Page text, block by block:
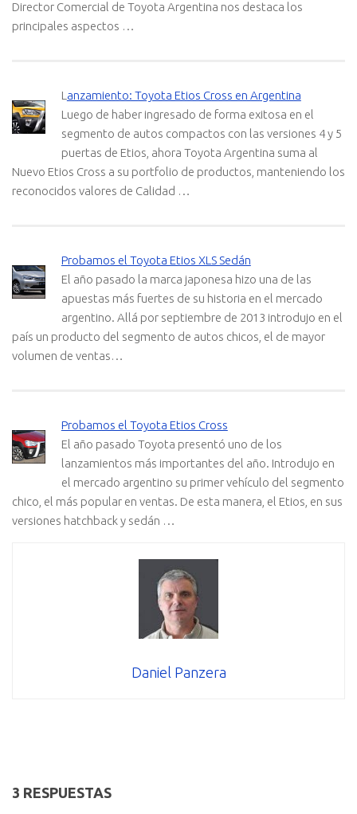
Director Comercial de Toyota Argentina nos destaca los
principales aspectos …
L anzamiento: Toyota Etios Cross en Argentina
Luego de haber ingresado de forma exitosa en el
segmento de autos compactos con las versiones 4 y 5
puertas de Etios, ahora Toyota Argentina suma al
Nuevo Etios Cross a su portfolio de productos, manteniendo los
reconocidos valores de Calidad …
Probamos el Toyota Etios XLS Sedán
El año pasado la marca japonesa hizo una de las
apuestas más fuertes de su historia en el mercado
argentino. Allá por septiembre de 2013 introdujo en el
país un producto del segmento de autos chicos, el de mayor
volumen de ventas…
Probamos el Toyota Etios Cross
El año pasado Toyota presentó uno de los
lanzamientos más importantes del año. Introdujo en
el mercado argentino su primer vehículo del segmento
chico, el más popular en ventas. De esta manera, el Etios, en sus
versiones hatchback y sedán …
Daniel Panzera
3 RESPUESTAS